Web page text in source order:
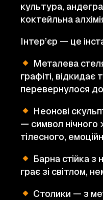
культура,
коктейльна
Інтер’єр — це
Металева
графіті, відкидає
перевернулося
Неонові
— символ нічного
тілесного,
Барна стійка з
грає зі світлом,
Столики — з